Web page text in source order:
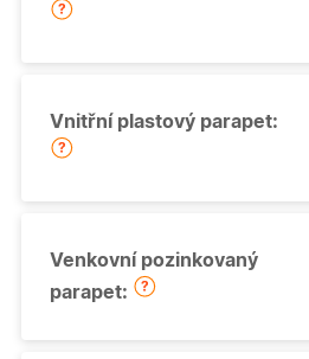
Vnitřní plastový parapet:
Venkovní pozinkovaný
parapet: